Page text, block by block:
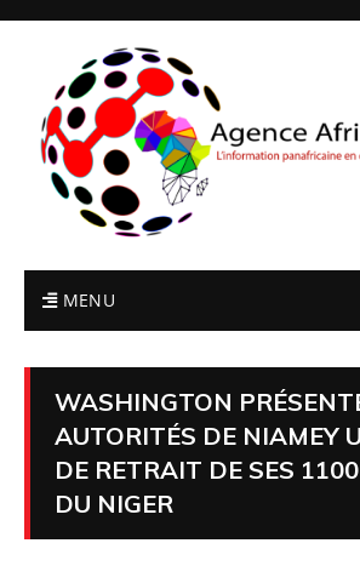
MENU
WASHINGTON
AUTORITÉS DE NIAMEY
DE RETRAIT DE SES
DU NIGER